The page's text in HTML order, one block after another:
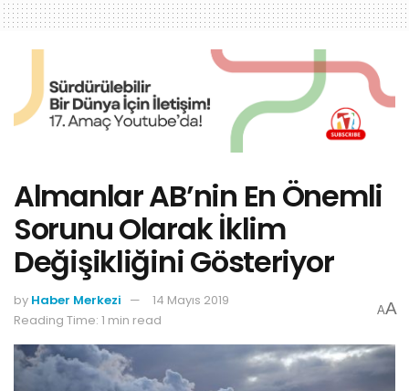
Almanlar AB’nin En Önemli
Sorunu Olarak İklim
Değişikliğini Gösteriyor
by Haber Merkezi
14 Mayıs 2019
Reading Time: 1 min read
AA